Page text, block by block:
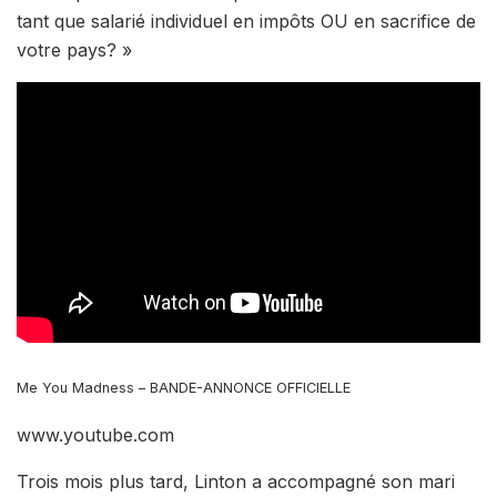
tant que salarié individuel en impôts OU en sacrifice de
votre pays? »
Me You Madness – BANDE-ANNONCE OFFICIELLE
www.youtube.com
Trois mois plus tard, Linton a accompagné son mari